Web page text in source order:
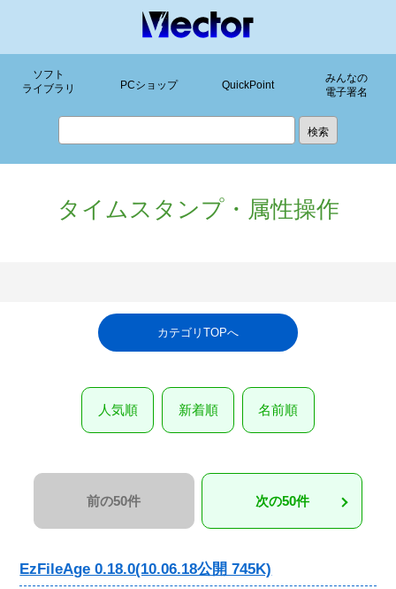
ソフト
ライブラリ
PCショップ QuickPoint
みんなの
電子署名
タイムスタンプ・属性操作
カテゴリTOPへ
人気順 新着順 名前順
前の50件 次の50件
EzFileAge 0.18.0(10.06.18公開 745K)